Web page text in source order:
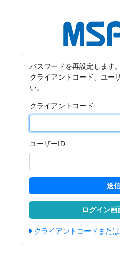
パスワードを再設定します。
クライアントコード、ユー
い。
クライアントコード
ユーザーID
送
ログイン画
クライアントコードまた